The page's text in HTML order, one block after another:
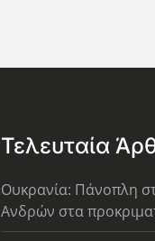
Τελευταία
Ουκρανία: Πάνοπλη
Ανδρών στα